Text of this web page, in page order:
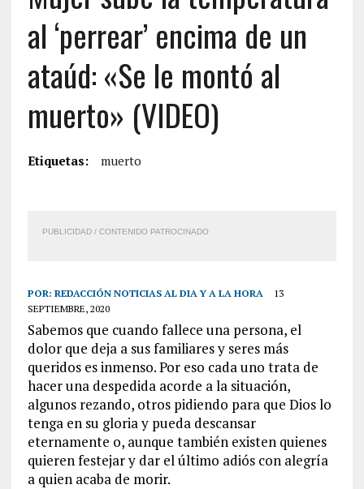
al ‘perrear’ encima de un
ataúd: «Se le montó al
muerto» (VIDEO)
Etiquetas: muerto
PUBLICIDAD / CONTENIDO PATROCINADO
POR: REDACCIÓN NOTICIAS AL DIA Y A LA HORA
13
SEPTIEMBRE, 2020
Sabemos que cuando fallece una persona, el
dolor que deja a sus familiares y seres más
queridos es inmenso. Por eso cada uno trata de
hacer una despedida acorde a la situación,
algunos rezando, otros pidiendo para que Dios lo
tenga en su gloria y pueda descansar
eternamente o, aunque también existen quienes
quieren festejar y dar el último adiós con alegría
a quien acaba de morir.